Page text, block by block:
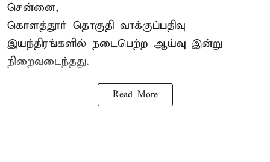
சென்னை,
கொளத்தூர் தொகுதி வாக்குப்பதிவு
இயந்திரங்களில் நடைபெற்ற ஆய்வு இன்று
நிறைவடைந்தது.
Read More